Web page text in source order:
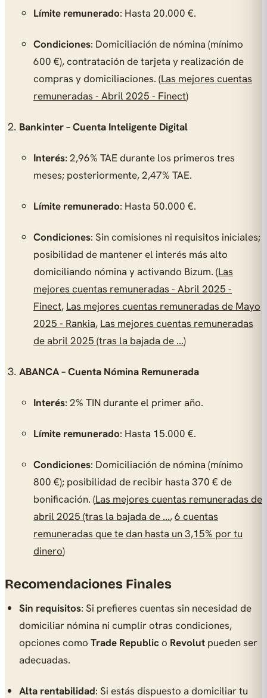
Límite remunerado: Hasta 20.000 €.
Condiciones: Domiciliación de nómina (mínimo
600 €), contratación de tarjeta y realización de
compras y domiciliaciones. (Las mejores cuentas
remuneradas - Abril 2025 - Finect)
Bankinter – Cuenta Inteligente Digital
Interés: 2,96% TAE durante los primeros tres
meses; posteriormente, 2,47% TAE.
Límite remunerado: Hasta 50.000 €.
Condiciones: Sin comisiones ni requisitos iniciales;
posibilidad de mantener el interés más alto
domiciliando nómina y activando Bizum. (Las
mejores cuentas remuneradas - Abril 2025 -
Finect, Las mejores cuentas remuneradas de Mayo
2025 - Rankia, Las mejores cuentas remuneradas
de abril 2025 (tras la bajada de ...)
ABANCA – Cuenta Nómina Remunerada
Interés: 2% TIN durante el primer año.
Límite remunerado: Hasta 15.000 €.
Condiciones: Domiciliación de nómina (mínimo
800 €); posibilidad de recibir hasta 370 € de
bonificación. (Las mejores cuentas remuneradas de
abril 2025 (tras la bajada de ...,6 cuentas
remuneradas que te dan hasta un 3,15% por tu
dinero)
Recomendaciones Finales
Sin requisitos: Si prefieres cuentas sin necesidad de
domiciliar nómina ni cumplir otras condiciones,
opciones como Trade Republico Revolut pueden ser
adecuadas.
Alta rentabilidad: Si estás dispuesto a domiciliar tu